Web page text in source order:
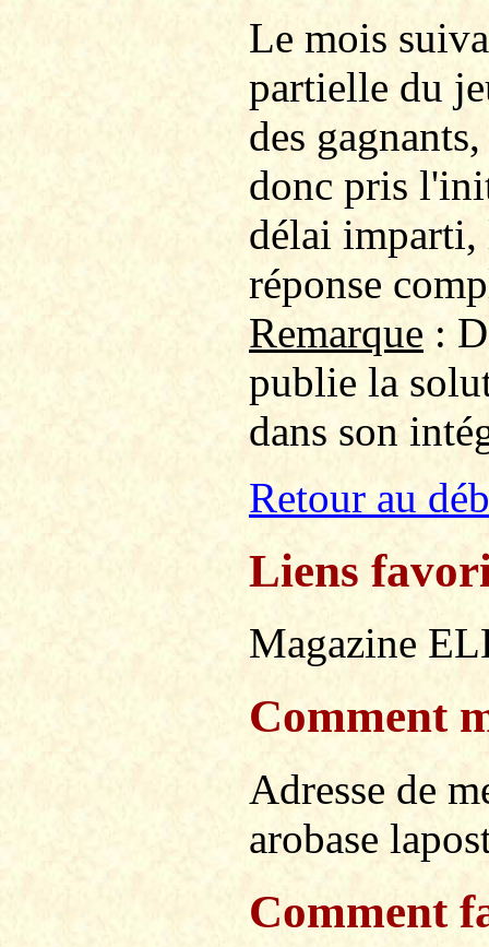
Le mois
partielle du
des
donc pris
délai imparti,
réponse
Remarque :
publie la
dans son
Retour au
Liens
Magazine
Comment
Adresse de
arobase
Comment